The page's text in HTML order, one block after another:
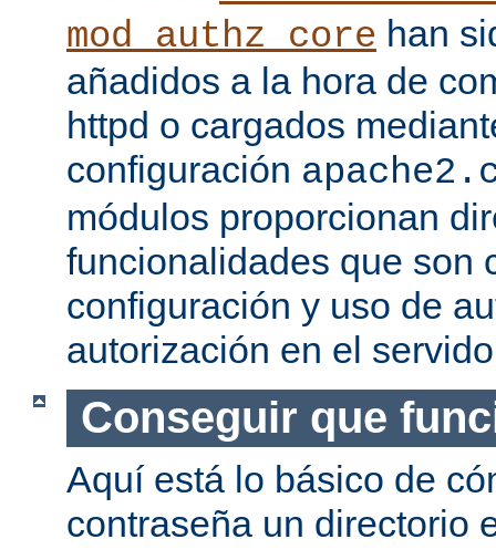
mod_authz_core han
añadidos a la hora de
httpd o cargados
configuración
módulos proporcionan
funcionalidades que son
configuración y uso de
autorización en el
Conseguir que
Aquí está lo básico de
contraseña un directorio